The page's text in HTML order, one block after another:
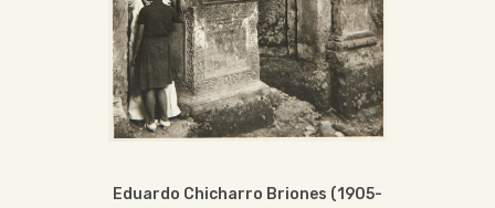
Eduardo Chicharro Briones (1905-